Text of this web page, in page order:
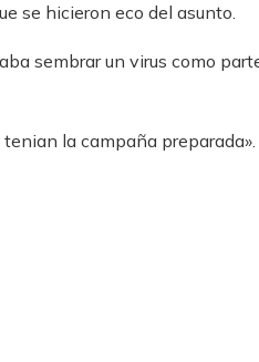
se hicieron eco del asunto.
sembrar un virus como
la campaña preparada».